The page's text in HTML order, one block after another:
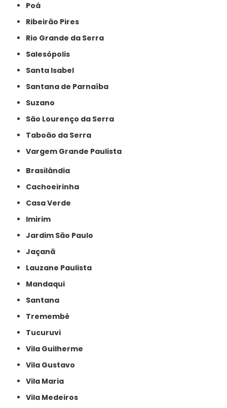
Poá
Ribeirão Pires
Rio Grande da Serra
Salesópolis
Santa Isabel
Santana de Parnaíba
Suzano
São Lourenço da Serra
Taboão da Serra
Vargem Grande Paulista
Brasilândia
Cachoeirinha
Casa Verde
Imirim
Jardim São Paulo
Jaçanã
Lauzane Paulista
Mandaqui
Santana
Tremembé
Tucuruvi
Vila Guilherme
Vila Gustavo
Vila Maria
Vila Medeiros